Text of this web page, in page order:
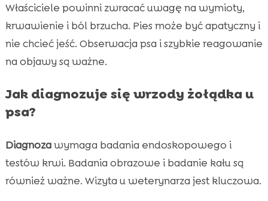
Właściciele powinni zwracać uwagę na wymioty,
krwawienie i ból brzucha. Pies może być apatyczny i
nie chcieć jeść. Obserwacja psa i szybkie reagowanie
na objawy są ważne.
Jak diagnozuje się wrzody żołądka u
psa?
Diagnozawymaga badania endoskopowego i
testów krwi. Badania obrazowe i badanie kału są
również ważne. Wizyta u weterynarza jest kluczowa.